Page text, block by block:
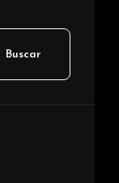
Buscar